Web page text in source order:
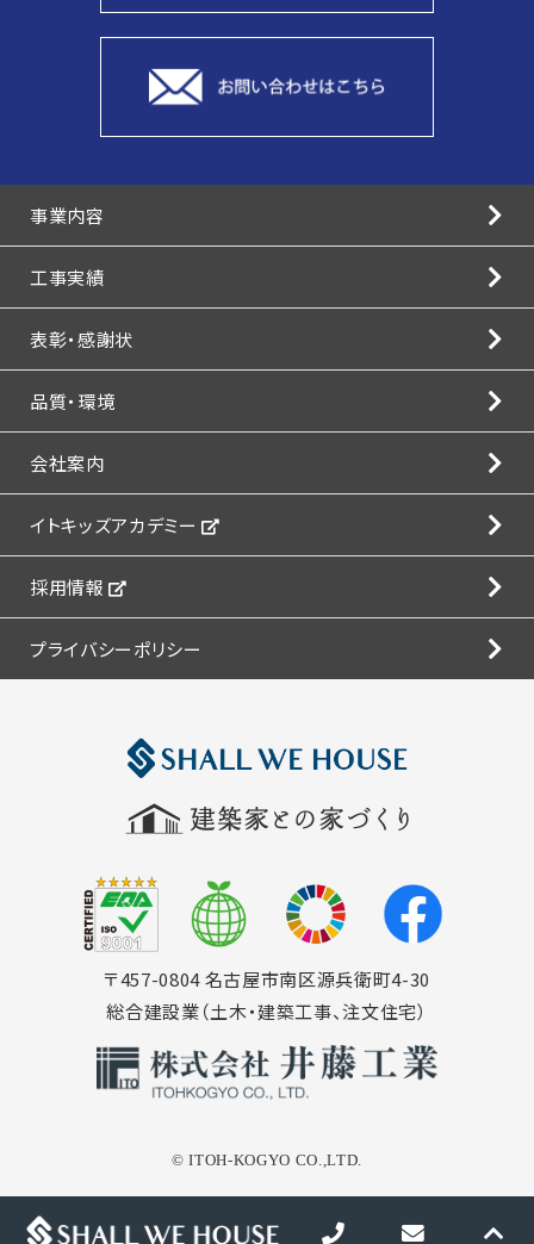
事業内容
工事実績
表彰・感謝状
品質・環境
会社案内
イトキッズアカデミー
採用情報
プライバシーポリシー
〒457-0804 名古屋市南区源兵衛町4-30
総合建設業（土木・建築工事、注文住宅）
©︎ ITOH-KOGYO CO.,LTD.